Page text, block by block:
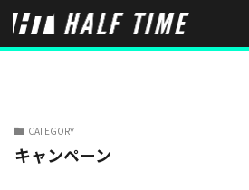
CATEGORY
キャンペーン